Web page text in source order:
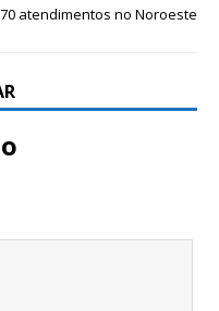
atendimentos no Noroeste